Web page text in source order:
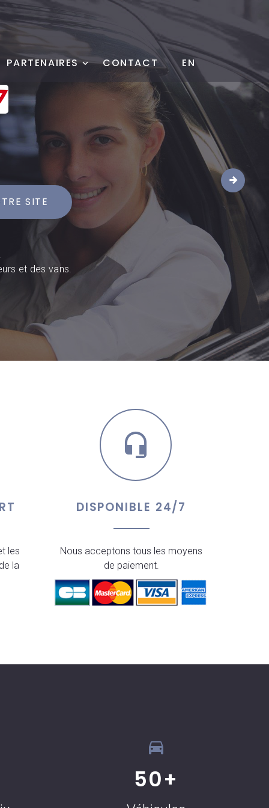
PARTENAIRES CONTACT EN
SITE
et des vans.
les
la
DISPONIBLE 24/7
Nous acceptons tous les moyens
de paiement.
50+